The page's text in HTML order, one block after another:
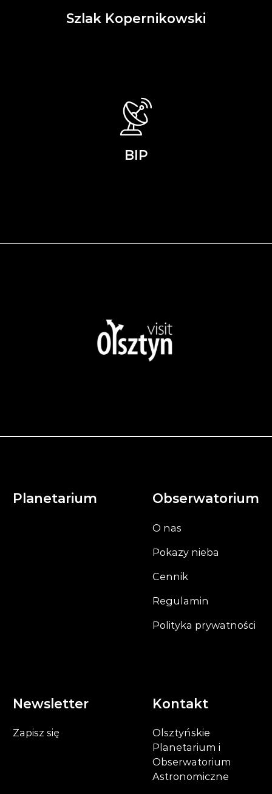
Szlak Kopernikowski
BIP
Planetarium Obserwatorium
O nas
Pokazy nieba
Cennik
Regulamin
Polityka prywatności
Newsletter
Zapisz się
Kontakt
Olsztyńskie
Planetarium i
Obserwatorium
Astronomiczne